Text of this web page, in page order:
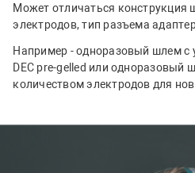
Может отличаться конструкция
электродов, тип разъема
Например - одноразовый шлем с
DEC pre-gelled или
количеством электродов для